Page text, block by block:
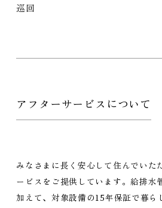
巡回
アフターサービスについて
みなさまに長く安心して住んでいた
ービスをご提供しています。給排水
加えて、対象設備の15年保証で暮ら